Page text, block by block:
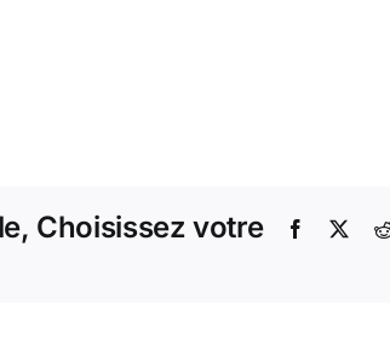
Choisissez votre
Facebook